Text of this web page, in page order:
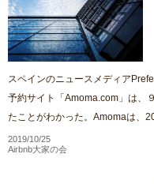
スペインのニュースメディア
予約サイト「Amoma.com」は、
たことがわかった。Amomaは、
2019/10/25
Airbnb大家の会